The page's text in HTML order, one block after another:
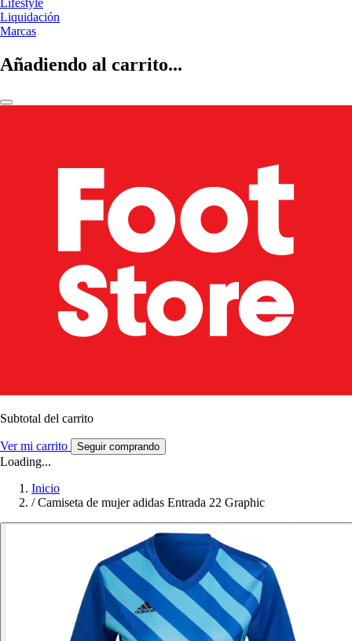
Lifestyle
Liquidación
Marcas
Añadiendo al carrito...
Subtotal del carrito
Ver mi carrito Seguir comprando
Loading...
Inicio
/ Camiseta de mujer adidas Entrada 22 Graphic